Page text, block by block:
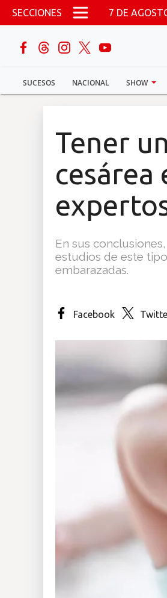
Pasar al contenido principal
SECCIONES 7 DE
SUCESOS NACIONAL SHOW
buscar
Sucesos
Tener
cesárea
En sus
estudios de este
embarazadas.
Facebook